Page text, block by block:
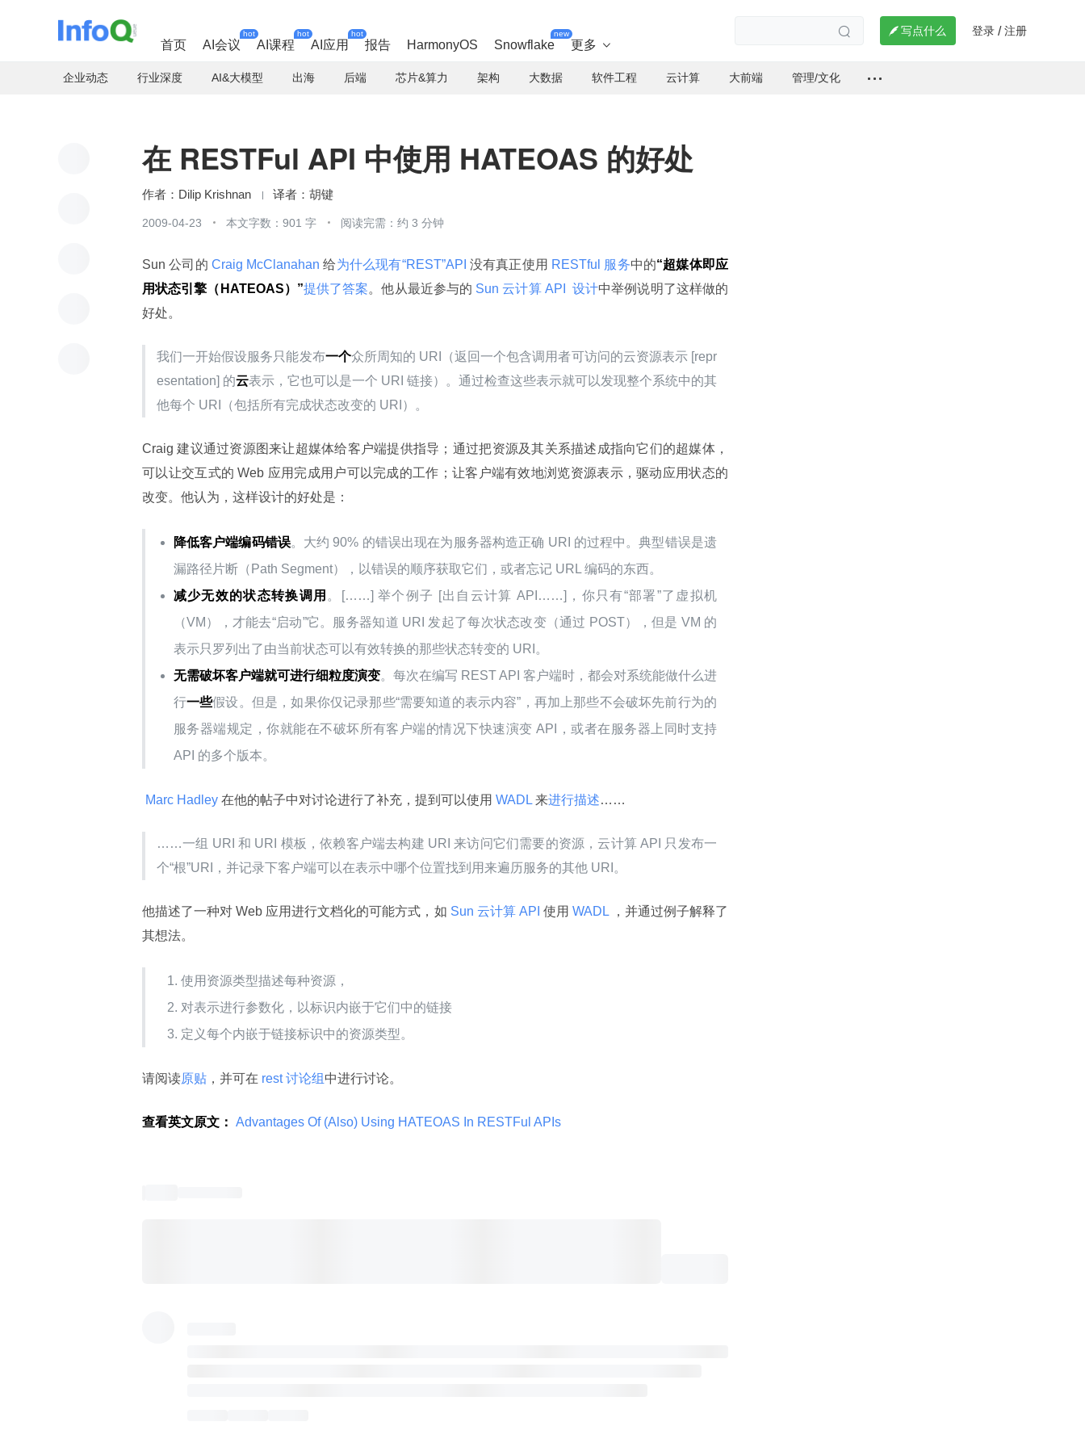
首页 AI会议
hot
AI课程
hot
AI应用
hot
报告 HarmonyOS Snowflake
new
更多 
  写点什么 登录 / 注册
企业动态 行业深度 AI&大模型 出海 后端 芯片&算力 架构 大数据 软件工程 云计算 大前端 管理/文化
在 RESTFul API 中使用 HATEOAS 的好处
Dilip Krishnan 胡键
2009-04-23 本文字数：901 字 阅读完需：约 3 分钟
Sun 公司的 Craig McClanahan 给为什么现有“REST”API 没有真正使用 RESTful 服务中的“超媒体即应
用状态引擎（HATEOAS）”提供了答案。他从最近参与的 Sun 云计算 API 设计中举例说明了这样做的
好处。
我们一开始假设服务只能发布一个众所周知的 URI（返回一个包含调用者可访问的云资源表示 [repr
esentation] 的云表示，它也可以是一个 URI 链接）。通过检查这些表示就可以发现整个系统中的其
他每个 URI（包括所有完成状态改变的 URI）。
Craig 建议通过资源图来让超媒体给客户端提供指导；通过把资源及其关系描述成指向它们的超媒体，
可以让交互式的 Web 应用完成用户可以完成的工作；让客户端有效地浏览资源表示，驱动应用状态的
改变。他认为，这样设计的好处是：
降低客户端编码错误。大约 90% 的错误出现在为服务器构造正确 URI 的过程中。典型错误是遗
漏路径片断（Path Segment），以错误的顺序获取它们，或者忘记 URL 编码的东西。
减少无效的状态转换调用 。[……] 举个例子 [出自云计算 API……]，你只有“部署”了虚拟机
（VM），才能去“启动”它。服务器知道 URI 发起了每次状态改变（通过 POST），但是 VM 的
表示只罗列出了由当前状态可以有效转换的那些状态转变的 URI。
无需破坏客户端就可进行细粒度演变。每次在编写 REST API 客户端时，都会对系统能做什么进
行一些假设。但是，如果你仅记录那些“需要知道的表示内容”，再加上那些不会破坏先前行为的
服务器端规定，你就能在不破坏所有客户端的情况下快速演变 API，或者在服务器上同时支持
API 的多个版本。
Marc Hadley 在他的帖子中对讨论进行了补充，提到可以使用 WADL 来进行描述……
……一组 URI 和 URI 模板，依赖客户端去构建 URI 来访问它们需要的资源，云计算 API 只发布一
个“根”URI，并记录下客户端可以在表示中哪个位置找到用来遍历服务的其他 URI。
他描述了一种对 Web 应用进行文档化的可能方式，如 Sun 云计算 API 使用 WADL
，并通过例子解释了
其想法。
使用资源类型描述每种资源，
对表示进行参数化，以标识内嵌于它们中的链接
定义每个内嵌于链接标识中的资源类型。
请阅读原贴 ，并可在 rest 讨论组 中进行讨论。
查看英文原文： Advantages Of (Also) Using HATEOAS In RESTFul APIs